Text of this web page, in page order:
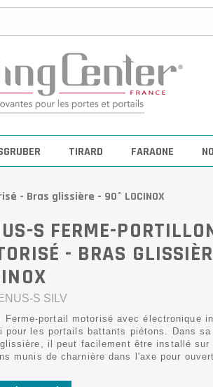
TIRARD FARAONE
- Bras glissière - 90° LOCINOX
S FERME-
- BRAS
S SILV
Ferme-portail motorisé avec électronique
pour les portails battants piétons. Dans
il peut facilement être installé sur
munis de charnière dans l'axe pour